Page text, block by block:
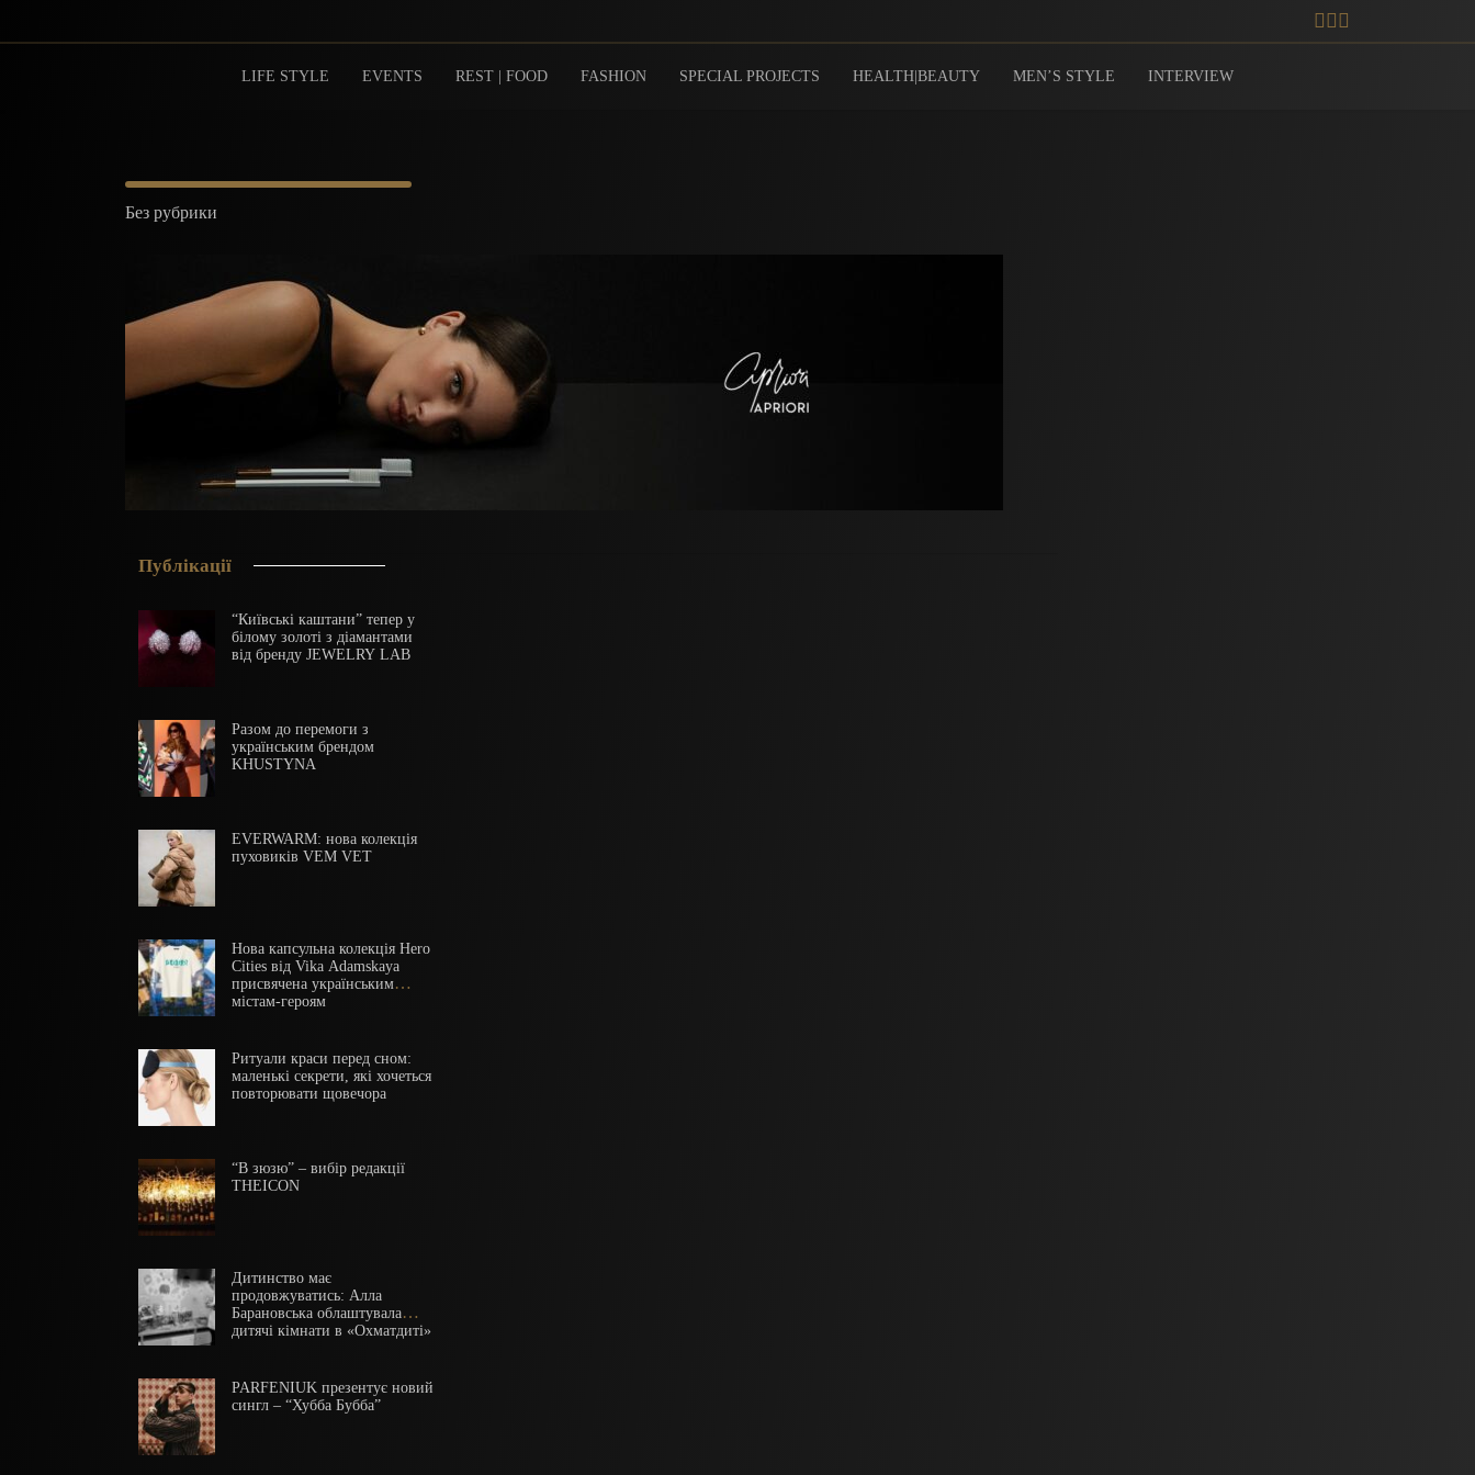
LIFE STYLE EVENTS REST | FOOD FASHION SPECIAL PROJECTS HEALTH|BEAUTY MEN’S STYLE INTERVIEW
Без рубрики
Публікації
“Київські каштани” тепер у
білому золоті з діамантами
від бренду JEWELRY LAB
Разом до перемоги з
українським брендом
KHUSTYNA
EVERWARM: нова колекція
пуховиків VEM VET
Нова капсульна колекція Hero
Cities від Vika Adamskaya
присвячена українським
містам-героям
Ритуали краси перед сном:
маленькі секрети, які хочеться
повторювати щовечора
“В зюзю” – вибір редакції
THEICON
Дитинство має
продовжуватись: Алла
Барановська облаштувала
дитячі кімнати в «Охматдиті»
PARFENIUK презентує новий
сингл – “Хубба Бубба”